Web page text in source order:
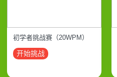
初学者挑战赛（20WPM）
开始挑战